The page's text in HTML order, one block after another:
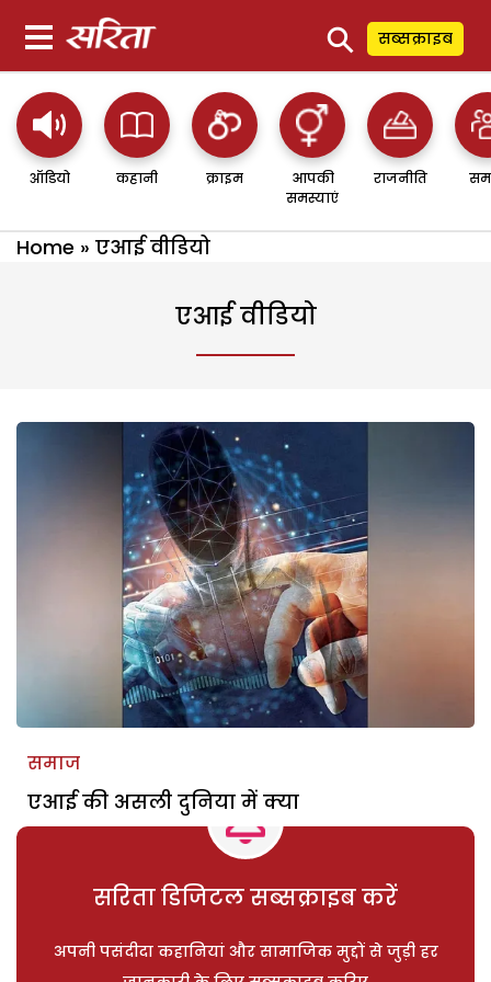
⚲ सब्सक्राइब
ऑडियो कहानी क्राइम
आपकी
समस्याएं
राजनीति
Home » एआई वीडियो
एआई वीडियो
समाज
एआई की असली दुनिया में क्या
सरिता डिजिटल सब्सक्राइब करें
अपनी पसंदीदा कहानियां और सामाजिक मुद्दों से जुड़ी हर